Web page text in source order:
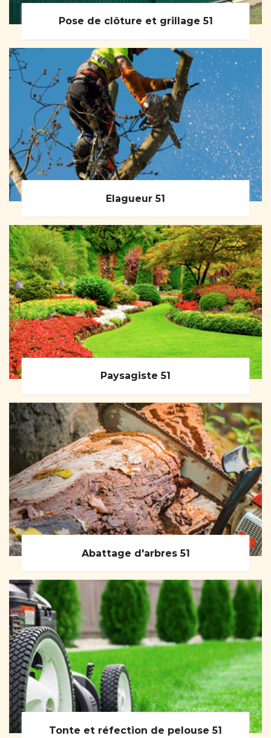
Pose de clôture et grillage 51
Elagueur 51
Paysagiste 51
Abattage d'arbres 51
Tonte et réfection de pelouse 51